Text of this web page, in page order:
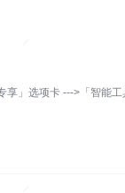
」选项卡 --->「智能